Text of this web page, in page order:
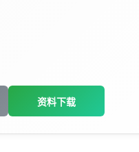
资料下载